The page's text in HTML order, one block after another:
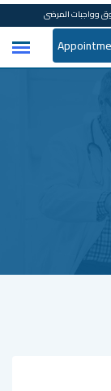
وواجبات المرضى